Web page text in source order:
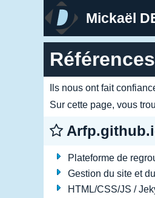
Mickaël
Références
Ils nous ont fait
Sur cette page, vous
Plateforme de
Gestion du site et
HTML/CSS/JS /